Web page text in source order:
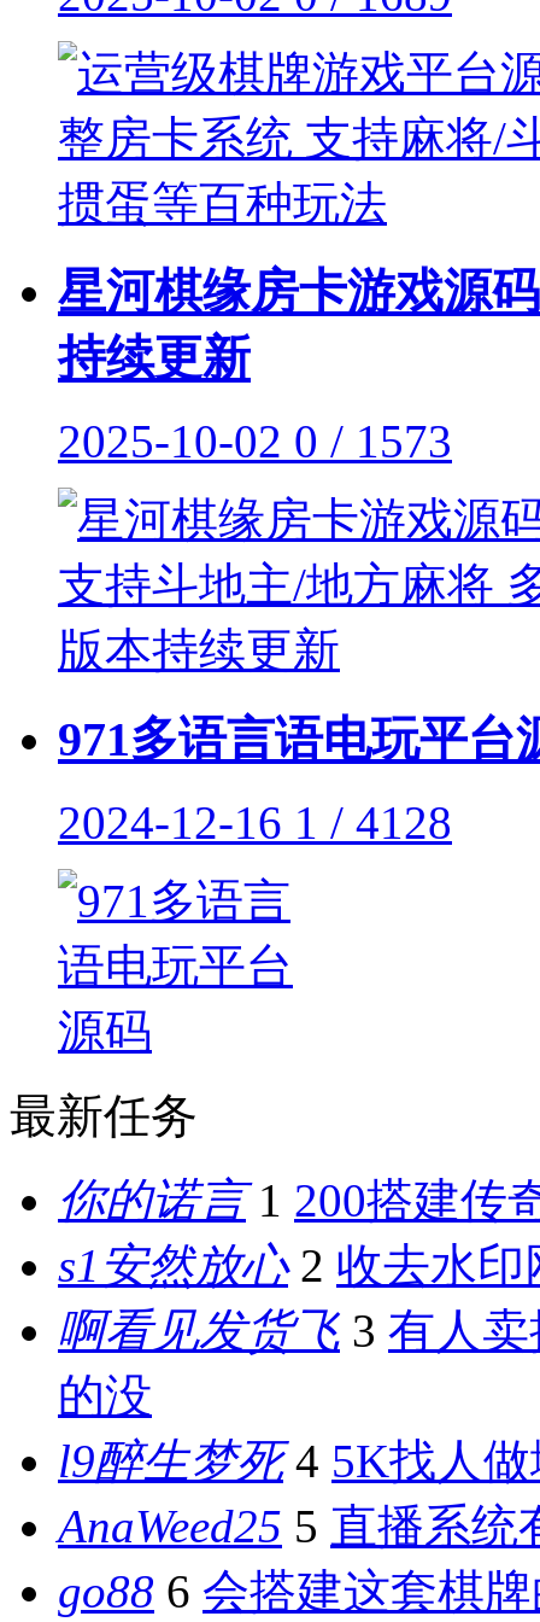
星河棋缘房卡游戏源
持续更新
2025-10-02 0 / 1573
971多语言语电玩平台
2024-12-16 1 / 4128
最新任务
你的诺言 1 200搭建传
s1安然放心 2 收去水印
啊看见发货飞 3 有人
的没
l9醉生梦死 4 5K找人
AnaWeed25 5 直播系统
go88 6 会搭建这套棋